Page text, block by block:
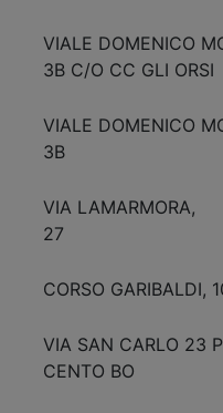
VIALE DOMENICO
3B C/O CC GLI ORSI
VIALE DOMENICO
3B
VIA LAMARMORA,
27
CORSO GARIBALDI,
VIA SAN CARLO 23
CENTO BO